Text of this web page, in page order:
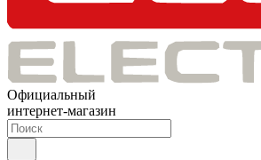
Официальный
интернет-магазин